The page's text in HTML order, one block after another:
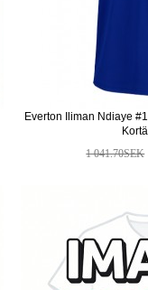
Everton Iliman Ndiaye
1 041.70SEK